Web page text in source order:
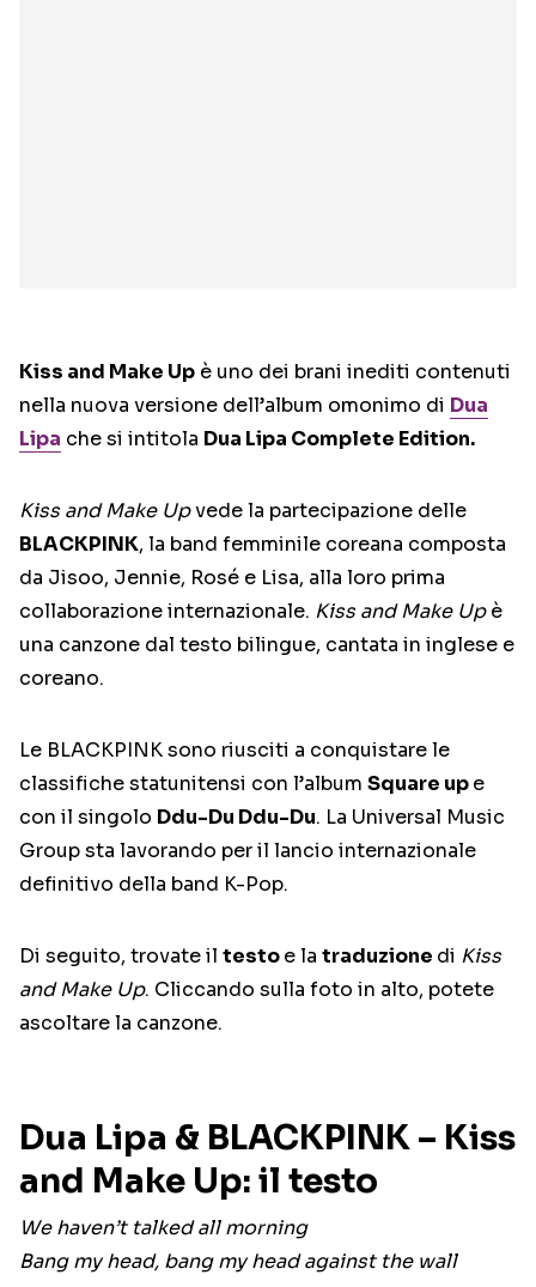
Kiss and Make Up è uno dei brani inediti contenuti
nella nuova versione dell’album omonimo di Dua
Lipa che si intitola Dua Lipa Complete Edition.
Kiss and Make Upvede la partecipazione delle
BLACKPINK, la band femminile coreana composta
da Jisoo, Jennie, Rosé e Lisa, alla loro prima
collaborazione internazionale. Kiss and Make Upè
una canzone dal testo bilingue, cantata in inglese e
coreano.
Le BLACKPINK sono riusciti a conquistare le
classifiche statunitensi con l’album Square upe
con il singolo Ddu-Du Ddu-Du. La Universal Music
Group sta lavorando per il lancio internazionale
definitivo della band K-Pop.
Di seguito, trovate il testoe la traduzione di Kiss
and Make Up. Cliccando sulla foto in alto, potete
ascoltare la canzone.
Dua Lipa & BLACKPINK – Kiss
and Make Up: il testo
We haven’t talked all morning
Bang my head, bang my head against the wall